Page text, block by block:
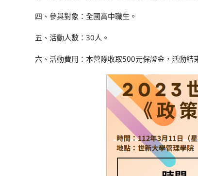
四、參與對象：全國高中職生。
五、活動人數：30人。
六、活動費用：本營隊收取500元保證金，活動結